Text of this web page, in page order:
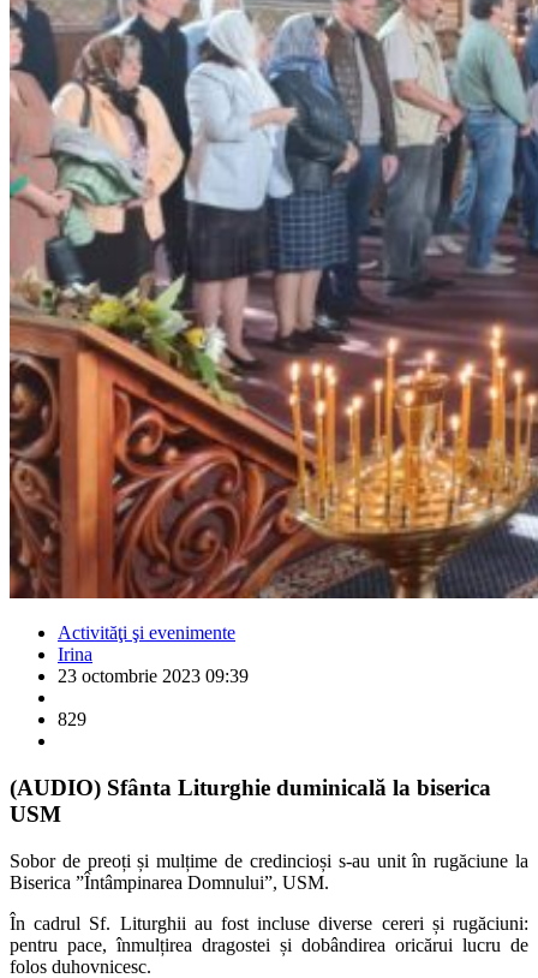
Activităţi şi evenimente
Irina
23 octombrie 2023 09:39
829
(AUDIO) Sfânta Liturghie duminicală la biserica
USM
Sobor de preoți și mulțime de credincioși s-au unit în rugăciune la
Biserica ”Întâmpinarea Domnului”, USM.
În cadrul Sf. Liturghii au fost incluse diverse cereri și rugăciuni:
pentru pace, înmulțirea dragostei și dobândirea oricărui lucru de
folos duhovnicesc.